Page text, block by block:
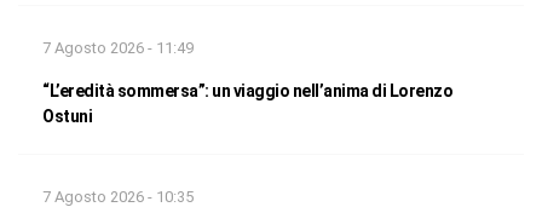
7 Agosto 2026 - 11:49
“L’eredità sommersa”: un viaggio nell’anima di Lorenzo
Ostuni
7 Agosto 2026 - 10:35